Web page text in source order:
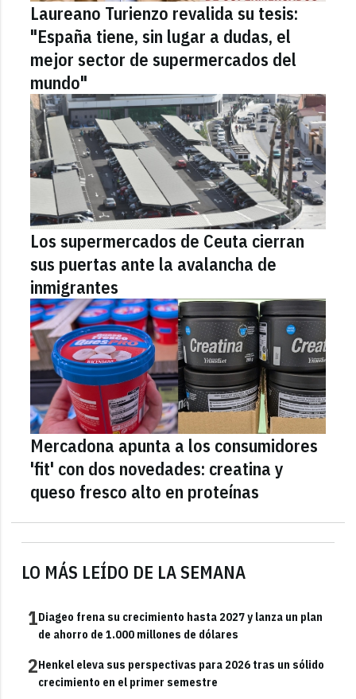
LO MÁS LEÍDO DE LA SEMANA
1Diageo frena su crecimiento hasta 2027 y lanza un plan
de ahorro de 1.000 millones de dólares
2Henkel eleva sus perspectivas para 2026 tras un sólido
crecimiento en el primer semestre
Laureano Turienzo revalida su tesis:
"España tiene, sin lugar a dudas, el
mejor sector de supermercados del
mundo"
Los supermercados de Ceuta cierran
sus puertas ante la avalancha de
inmigrantes
Mercadona apunta a los consumidores
'fit' con dos novedades: creatina y
queso fresco alto en proteínas